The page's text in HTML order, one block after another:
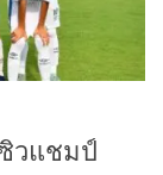
ซิวแชมป์